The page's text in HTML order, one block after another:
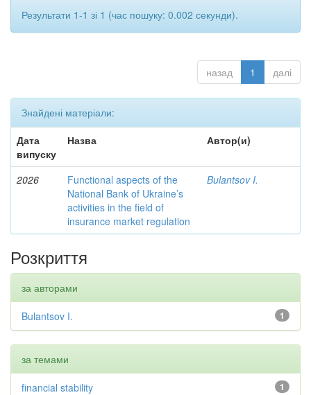
Результати 1-1 зі 1 (час пошуку: 0.002 секунди).
назад 1 далі
Знайдені матеріали:
Дата
випуску
Назва Автор(и)
2026
Functional aspects of the
National Bank of Ukraine’s
activities in the field of
insurance market regulation
Bulantsov I.
Розкриття
за авторами
1
Bulantsov I.
за темами
1
financial stability